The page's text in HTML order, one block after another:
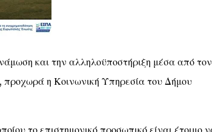
και την αλληλοϋποστήριξη μέσα από τον
η Κοινωνική Υπηρεσία του Δήμου
το επιστημονικό προσωπικό είναι έτοιμο